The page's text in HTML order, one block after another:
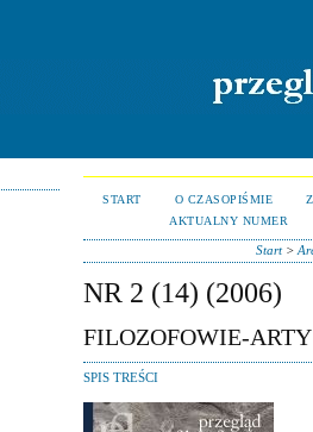
START O CZASOPIŚMIE
AKTUALNY NUMER
Start>
NR 2 (14) (2006)
FILOZOFOWIE-
SPIS TREŚCI